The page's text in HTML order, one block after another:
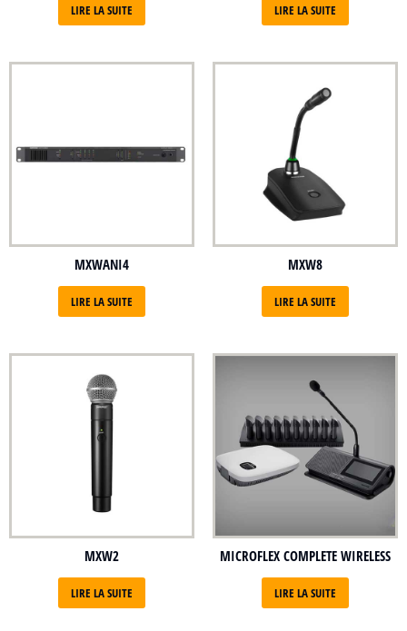
LIRE LA SUITE LIRE LA SUITE
MXWANI4
LIRE LA SUITE
MXW8
LIRE LA SUITE
MXW2
LIRE LA SUITE
MICROFLEX COMPLETE WIRELESS
LIRE LA SUITE